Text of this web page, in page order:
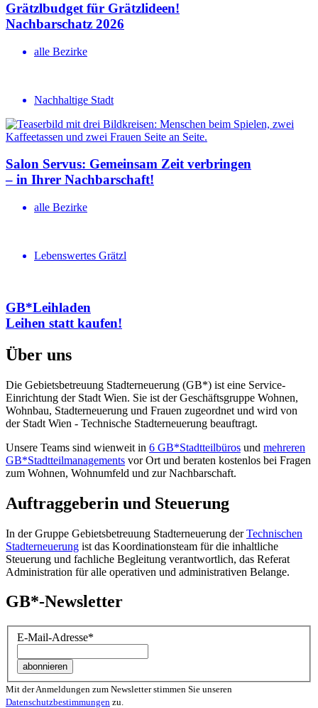
Grätzlbudget für Grätzlideen!
Nachbar­schatz 2026
alle Bezirke
Nachhaltige Stadt
Salon Servus: Gemeinsam Zeit verbringen
– in Ihrer Nachbar­schaft!
alle Bezirke
Lebenswertes Grätzl
GB*Leihladen
Leihen statt kaufen!
Über uns
Die Gebietsbetreuung Stadterneuerung (GB*) ist eine Service-
Einrichtung der Stadt Wien. Sie ist der Geschäfts­gruppe Wohnen,
Wohnbau, Stadt­erneuerung und Frauen zugeordnet und wird von
der Stadt Wien - Technische Stadterneuerung beauftragt.
Unsere Teams sind wienweit in 6 GB*Stadtteilbüros und mehreren
GB*Stadtteilmanagements vor Ort und beraten kostenlos bei Fragen
zum Wohnen, Wohnumfeld und zur Nachbarschaft.
Auftraggeberin und Steuerung
In der Gruppe Gebietsbetreuung Stadterneuerung derTechnischen
Stadterneuerung ist das Koordinationsteam für die inhaltliche
Steuerung und fachliche Begleitung verantwortlich, das Referat
Administration für alle operativen und administrativen Belange.
GB*-Newsletter
E-Mail-Adresse*
Mit der Anmeldungen zum Newsletter stimmen Sie unseren
Datenschutzbestimmungen zu.